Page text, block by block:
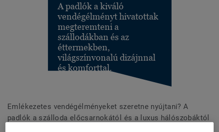
A padlók a kiváló
vendégélményt hivatottak
megteremteni a
szállodákban és az
éttermekben,
világszínvonalú dizájnnal
és komforttal.
Emlékezetes vendégélményeket szeretne nyújtani? A
padlók a szálloda előcsarnokától és a luxus hálószobáktól